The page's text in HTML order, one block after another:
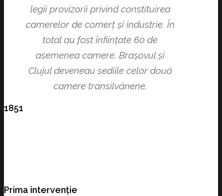
legii provizorii privind constituirea
camerelor de comerţ şi industrie. În
total au fost înfiinţate 60 de
asemenea camere. Braşovul şi
Clujul deveneau sediile celor două
camere transilvănene.
1851
Prima intervenţie